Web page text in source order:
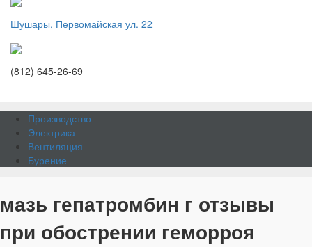
Шушары, Первомайская ул. 22
(812) 645-26-69
Производство
Электрика
Вентиляция
Бурение
мазь гепатромбин г отзывы
при обострении геморроя